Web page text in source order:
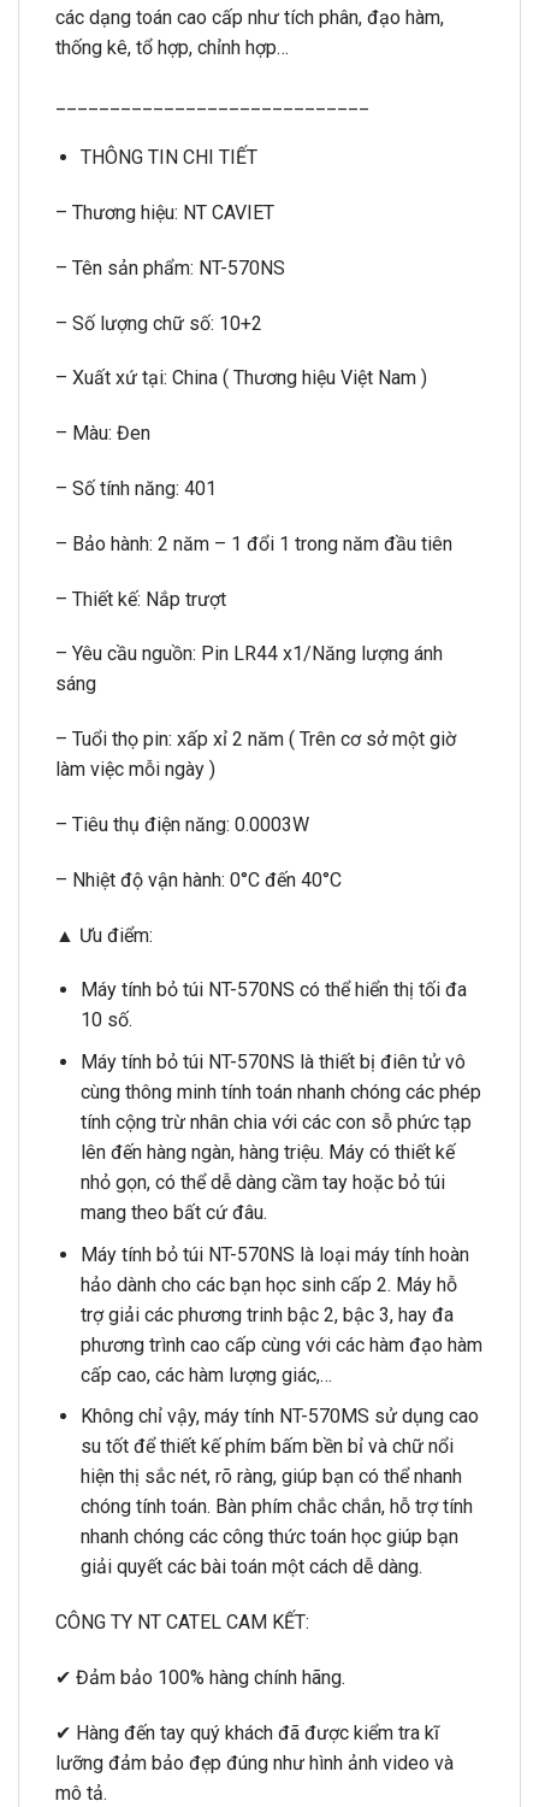
các dạng toán cao cấp như tích phân, đạo hàm,
thống kê, tổ hợp, chỉnh hợp…
THÔNG TIN CHI TIẾT
– Thương hiệu: NT CAVIET
– Tên sản phẩm: NT-570NS
– Số lượng chữ số: 10+2
– Xuất xứ tại: China ( Thương hiệu Việt Nam )
– Màu: Đen
– Số tính năng: 401
– Bảo hành: 2 năm – 1 đổi 1 trong năm đầu tiên
– Thiết kế: Nắp trượt
– Yêu cầu nguồn: Pin LR44 x1/Năng lượng ánh
sáng
– Tuổi thọ pin: xấp xỉ 2 năm ( Trên cơ sở một giờ
làm việc mỗi ngày )
– Tiêu thụ điện năng: 0.0003W
– Nhiệt độ vận hành: 0°C đến 40°C
▲ Ưu điểm:
Máy tính bỏ túi NT-570NS có thể hiển thị tối đa
10 số.
Máy tính bỏ túi NT-570NS là thiết bị điên tử vô
cùng thông minh tính toán nhanh chóng các phép
tính cộng trừ nhân chia với các con sỗ phức tạp
lên đến hàng ngàn, hàng triệu. Máy có thiết kế
nhỏ gọn, có thể dễ dàng cầm tay hoặc bỏ túi
mang theo bất cứ đâu.
Máy tính bỏ túi NT-570NS là loại máy tính hoàn
hảo dành cho các bạn học sinh cấp 2. Máy hỗ
trợ giải các phương trinh bậc 2, bậc 3, hay đa
phương trình cao cấp cùng với các hàm đạo hàm
cấp cao, các hàm lượng giác,…
Không chỉ vậy, máy tính NT-570MS sử dụng cao
su tốt để thiết kế phím bấm bền bỉ và chữ nổi
hiện thị sắc nét, rõ ràng, giúp bạn có thể nhanh
chóng tính toán. Bàn phím chắc chắn, hỗ trợ tính
nhanh chóng các công thức toán học giúp bạn
giải quyết các bài toán một cách dễ dàng.
CÔNG TY NT CATEL CAM KẾT:
✔ Đảm bảo 100% hàng chính hãng.
✔ Hàng đến tay quý khách đã được kiểm tra kĩ
lưỡng đảm bảo đẹp đúng như hình ảnh video và
mô tả.